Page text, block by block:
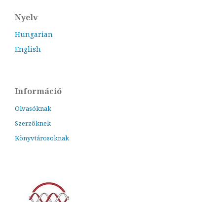
Nyelv
Hungarian
English
Információ
Olvasóknak
Szerzőknek
Könyvtárosoknak